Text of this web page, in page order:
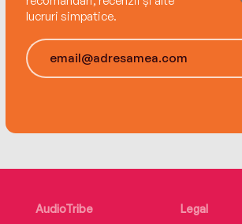
fost diagnosticată cu retinopatie
afecțiune genetică rară,
pierderea progresivă a vederii
dificultăți ale vederii nocturne, cu
lucruri simpatice.
AudioTribe
Legal